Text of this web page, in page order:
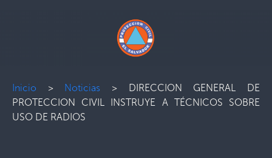
Inicio > Noticias > DIRECCION GENERAL DE
PROTECCION CIVIL INSTRUYE A TÉCNICOS SOBRE
USO DE RADIOS